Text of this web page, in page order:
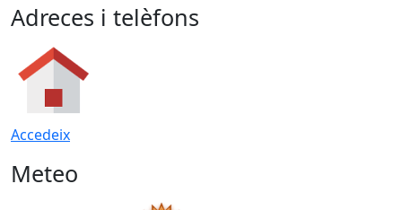
Adreces i telèfons
Accedeix
Meteo